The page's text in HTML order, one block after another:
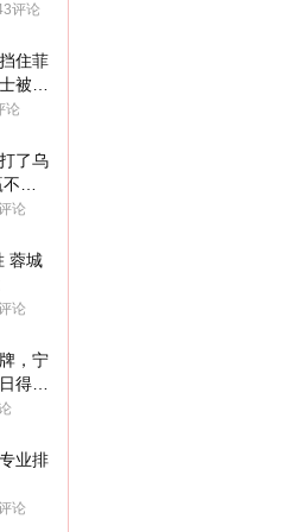
评论
住菲
被授
论
了乌
了?
论
蓉城
论
，宁
得
业排
论